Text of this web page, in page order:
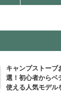
キャンプストーブ
選！初心者からベ
使える人気モデル